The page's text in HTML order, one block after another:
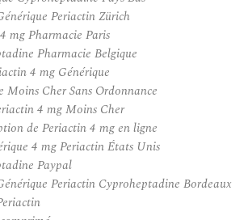
Periactin Zürich
mg Pharmacie Paris
Pharmacie Belgique
4 mg Générique
Cher Sans Ordonnance
4 mg Moins Cher
de Periactin 4 mg en ligne
4 mg Periactin États Unis
Paypal
Periactin Cyproheptadine Bordeaux